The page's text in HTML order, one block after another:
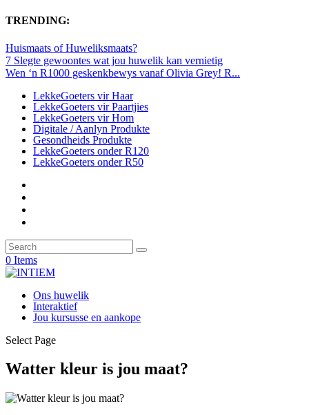
TRENDING:
Huismaats of Huweliksmaats?
7 Slegte gewoontes wat jou huwelik kan vernietig
Wen ‘n R1000 geskenkbewys vanaf Olivia Grey! R...
LekkeGoeters vir Haar
LekkeGoeters vir Paartjies
LekkeGoeters vir Hom
Digitale / Aanlyn Produkte
Gesondheids Produkte
LekkeGoeters onder R120
LekkeGoeters onder R50
0 Items
Ons huwelik
Interaktief
Jou kursusse en aankope
Select Page
Watter kleur is jou maat?